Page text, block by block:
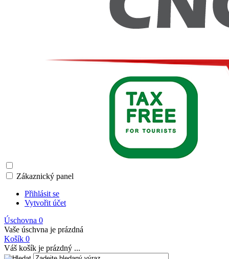
Zákaznický panel
Přihlásit se
Vytvořit účet
Úschovna 0
Vaše úschvna je prázdná
Košík 0
Váš košík je prázdný ...